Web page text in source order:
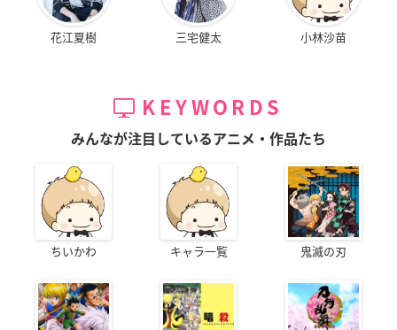
花江夏樹 三宅健太 小林沙苗
KEYWORDS
みんなが注目しているアニメ・作品たち
ちいかわ キャラ一覧 鬼滅の刃